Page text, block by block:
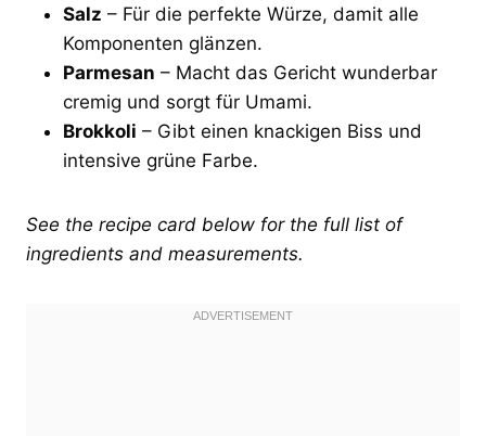
Salz – Für die perfekte Würze, damit alle
Komponenten glänzen.
Parmesan – Macht das Gericht wunderbar
cremig und sorgt für Umami.
Brokkoli – Gibt einen knackigen Biss und
intensive grüne Farbe.
See the recipe card below for the full list of
ingredients and measurements.